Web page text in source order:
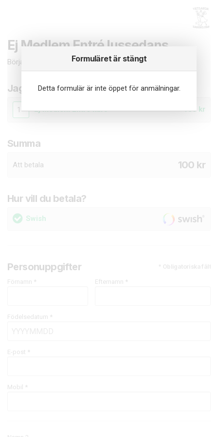
Formuläret är stängt
Detta formulär är inte öppet för anmälningar.
Ej Medlem Entré lussedans
Börja med att fylla i dina uppgifter i formuläret nedan.
Jag vill beställa
Ej Medlem Entré kurs 100 kr
Summa
Att betala 100 kr
Hur vill du betala?
Swish
Personuppgifter
Förnamn * Efternamn *
Födelsedatum *
E-post *
Mobil *